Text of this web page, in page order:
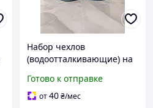
Набор чехлов
(водоотталкивающие) на
Готово к отправке
от40₴/мес